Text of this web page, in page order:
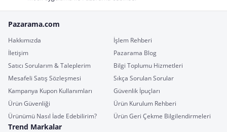
Pazarama.com
Hakkımızda
İşlem Rehberi
İletişim
Pazarama Blog
Satıcı Sorularım & Taleplerim
Bilgi Toplumu Hizmetleri
Mesafeli Satış Sözleşmesi
Sıkça Sorulan Sorular
Kampanya Kupon Kullanımları
Güvenlik İpuçları
Ürün Güvenliği
Ürün Kurulum Rehberi
Ürünümü Nasıl İade Edebilirim?
Ürün Geri Çekme Bilgilendirmeleri
Trend Markalar